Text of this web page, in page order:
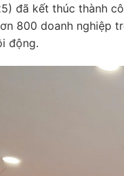
đã kết thúc thành
800 doanh nghiệp
động.